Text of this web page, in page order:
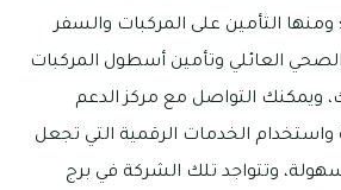
ومنها التأمين على المركبات والسفر
الصحي العائلي وتأمين أسطول المركبات
ويمكنك التواصل مع مركز الدعم
واستخدام الخدمات الرقمية التي تجعل
وتتواجد تلك الشركة في برج